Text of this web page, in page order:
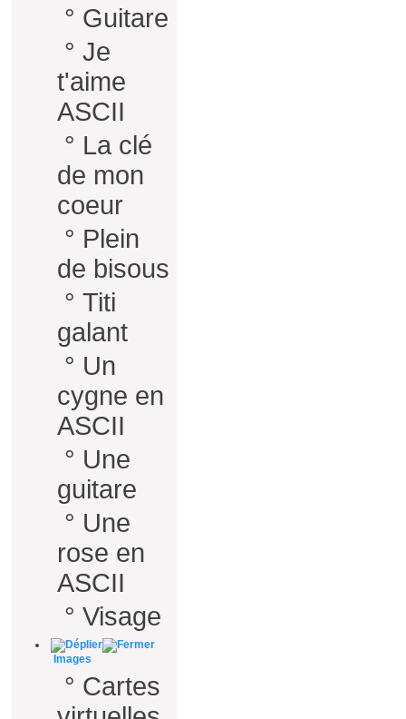
° Guitare
° Je
t'aime
ASCII
° La clé
de mon
coeur
° Plein
de bisous
° Titi
galant
° Un
cygne en
ASCII
° Une
guitare
° Une
rose en
ASCII
° Visage
Images
° Cartes